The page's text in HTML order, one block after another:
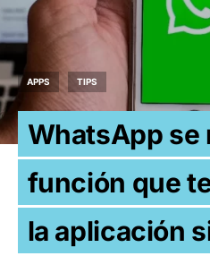
APPS TIPS
WhatsApp se
función que
la aplicación